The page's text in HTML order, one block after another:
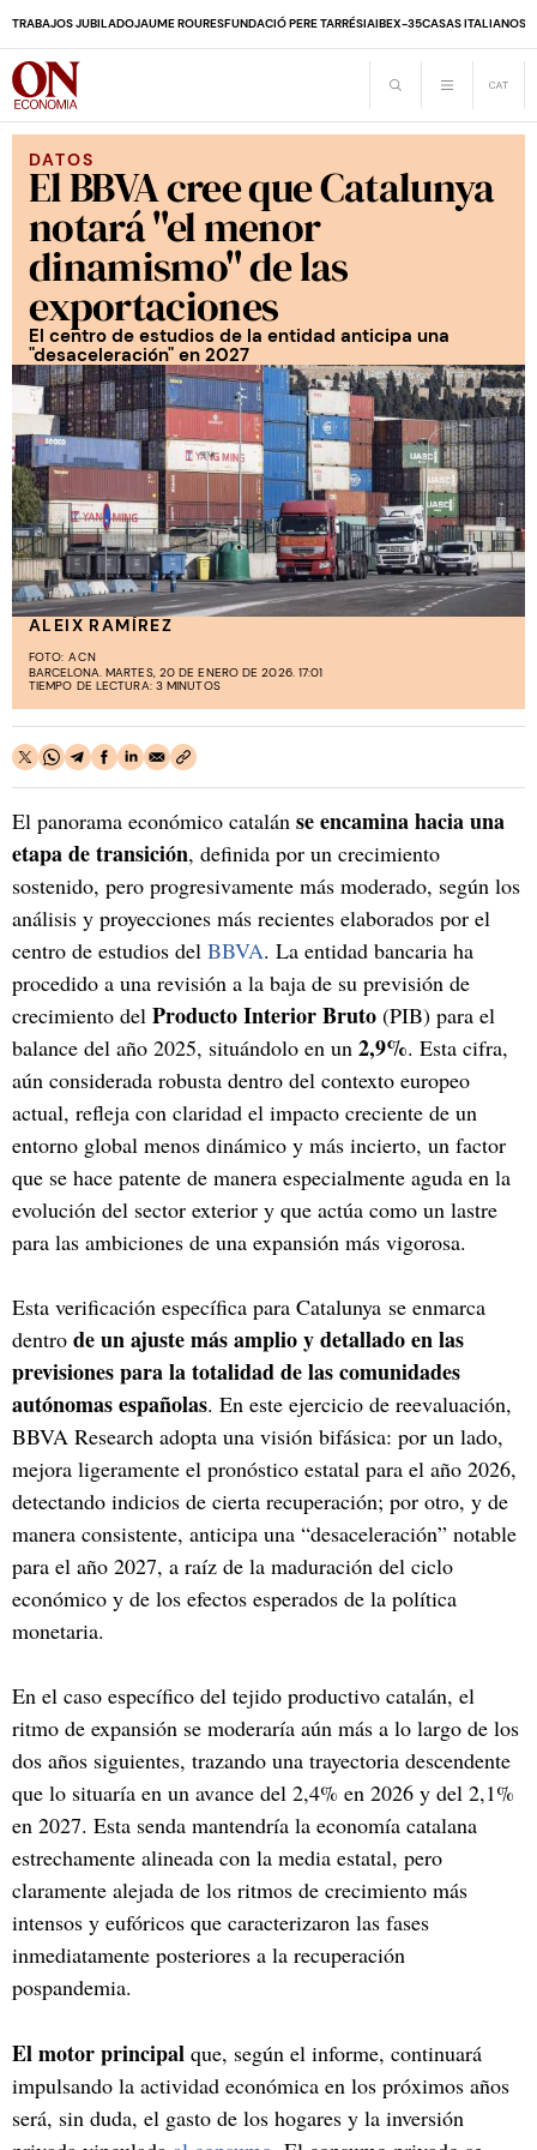
TRABAJOS JUBILADOJAUME ROURESFUNDACIÓ PERE TARRÉSIAIBEX-35CASAS ITALIANOS
DATOS
El BBVA cree que Catalunya
notará "el menor
dinamismo" de las
exportaciones
El centro de estudios de la entidad anticipa una
"desaceleración" en 2027
ALEIX RAMÍREZ
FOTO: ACN
BARCELONA. MARTES, 20 DE ENERO DE 2026. 17:01
TIEMPO DE LECTURA: 3 MINUTOS
El panorama económico catalán se encamina hacia una
etapa de transición, definida por un crecimiento
sostenido, pero progresivamente más moderado, según los
análisis y proyecciones más recientes elaborados por el
centro de estudios del BBVA. La entidad bancaria ha
procedido a una revisión a la baja de su previsión de
crecimiento del Producto Interior Bruto (PIB) para el
balance del año 2025, situándolo en un 2,9%. Esta cifra,
aún considerada robusta dentro del contexto europeo
actual, refleja con claridad el impacto creciente de un
entorno global menos dinámico y más incierto, un factor
que se hace patente de manera especialmente aguda en la
evolución del sector exterior y que actúa como un lastre
para las ambiciones de una expansión más vigorosa.
Esta verificación específica para Catalunya se enmarca
dentro de un ajuste más amplio y detallado en las
previsiones para la totalidad de las comunidades
autónomas españolas. En este ejercicio de reevaluación,
BBVA Research adopta una visión bifásica: por un lado,
mejora ligeramente el pronóstico estatal para el año 2026,
detectando indicios de cierta recuperación; por otro, y de
manera consistente, anticipa una “desaceleración” notable
para el año 2027, a raíz de la maduración del ciclo
económico y de los efectos esperados de la política
monetaria.
En el caso específico del tejido productivo catalán, el
ritmo de expansión se moderaría aún más a lo largo de los
dos años siguientes, trazando una trayectoria descendente
que lo situaría en un avance del 2,4% en 2026 y del 2,1%
en 2027. Esta senda mantendría la economía catalana
estrechamente alineada con la media estatal, pero
claramente alejada de los ritmos de crecimiento más
intensos y eufóricos que caracterizaron las fases
inmediatamente posteriores a la recuperación
pospandemia.
El motor principal que, según el informe, continuará
impulsando la actividad económica en los próximos años
será, sin duda, el gasto de los hogares y la inversión